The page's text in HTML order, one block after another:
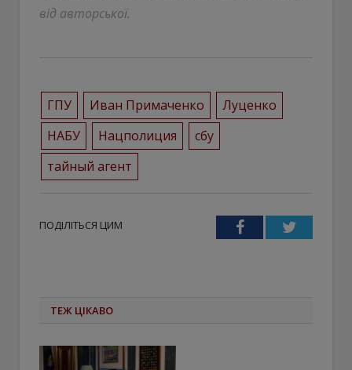
від авторської.
ГПУ Иван Примаченко
Луценко
НАБУ
Нацполиция
сбу
тайный агент
ПОДІЛІТЬСЯ ЦИМ FacebookTwitter
ТЕЖ ЦІКАВО